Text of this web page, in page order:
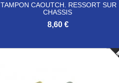
TAMPON CAOUTCH. RESSORT SUR
CHASSIS
8,60 €